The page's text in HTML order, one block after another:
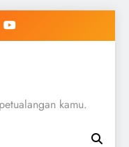
kamu.